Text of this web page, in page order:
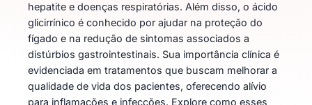
hepatite e doenças respiratórias. Além disso, o ácido
glicirrínico é conhecido por ajudar na proteção do
fígado e na redução de sintomas associados a
distúrbios gastrointestinais. Sua importância clínica é
evidenciada em tratamentos que buscam melhorar a
qualidade de vida dos pacientes, oferecendo alívio
para inflamações e infecções. Explore como esses